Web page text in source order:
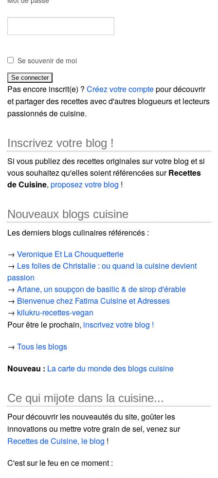
Se souvenir de moi
Pas encore inscrit(e) ? Créez votre comptepour découvrir
et partager des recettes avec d'autres blogueurs et lecteurs
passionnés de cuisine.
Inscrivez votre blog !
Si vous publiez des recettes originales sur votre blog et si
vous souhaitez qu'elles soient référencées surRecettes
de Cuisine, proposez votre blog !
Nouveaux blogs cuisine
Les derniers blogs culinaires référencés :
→ Veronique Et La Chouquetterie
→ Les folies de Christalie : ou quand la cuisine devient
passion
→ Ariane, un soupçon de basilic & de sirop d'érable
→ Bienvenue chez Fatima Cuisine et Adresses
→ kilukru-recettes-vegan
Pour être le prochain, inscrivez votre blog !
→ Tous les blogs
Nouveau : La carte du monde des blogs cuisine
Ce qui mijote dans la cuisine...
Pour découvrir les nouveautés du site, goûter les
innovations ou mettre votre grain de sel, venez sur
Recettes de Cuisine, le blog !
C'est sur le feu en ce moment :